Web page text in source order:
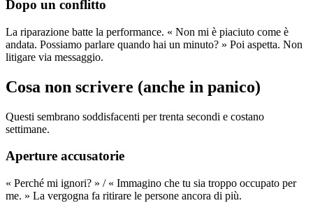
Dopo un conflitto
La riparazione batte la performance. « Non mi è piaciuto come è
andata. Possiamo parlare quando hai un minuto? » Poi aspetta. Non
litigare via messaggio.
Cosa non scrivere (anche in panico)
Questi sembrano soddisfacenti per trenta secondi e costano
settimane.
Aperture accusatorie
« Perché mi ignori? » / « Immagino che tu sia troppo occupato per
me. » La vergogna fa ritirare le persone ancora di più.